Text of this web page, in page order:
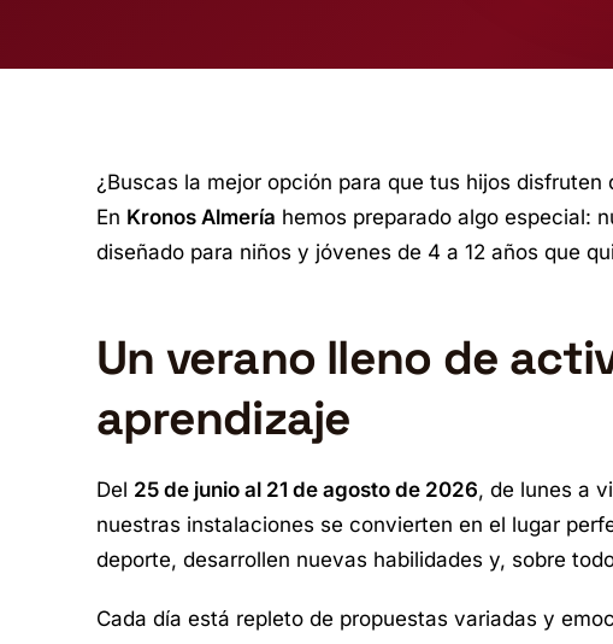
¿Buscas la mejor opción para que tus hijos
En Kronos Almería hemos preparado algo especial:
diseñado para niños y jóvenes de 4 a 12 años que
Un verano lleno de
aprendizaje
Del 25 de junio al 21 de agosto de 2026, de lunes a
nuestras instalaciones se convierten en el lugar
deporte, desarrollen nuevas habilidades y, sobre
Cada día está repleto de propuestas variadas y